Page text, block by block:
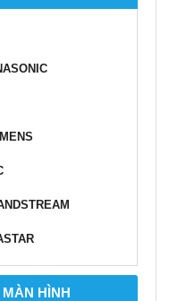
HÌNH